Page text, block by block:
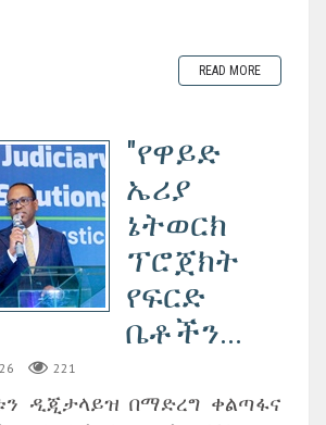
READ MORE
"የዋይድ
ኤሪያ
ኔትወርክ
ፕሮጀክት
የፍርድ
ቤቶችን...
221
ዲጂታላይዝ በማድረግ ቀልጣፋና